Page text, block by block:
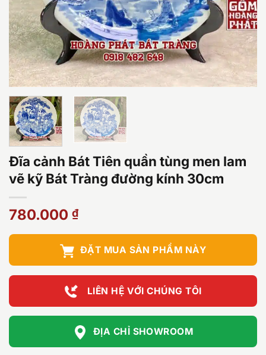
Đĩa cảnh Bát Tiên quần tùng men lam
vẽ kỹ Bát Tràng đường kính 30cm
780.000 ₫
ĐẶT MUA SẢN PHẨM NÀY
LIÊN HỆ VỚI CHÚNG TÔI
ĐỊA CHỈ SHOWROOM